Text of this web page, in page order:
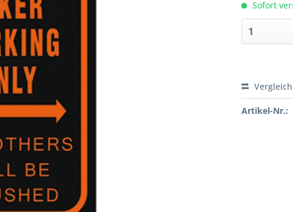
Sofort
Artikel-Nr.: